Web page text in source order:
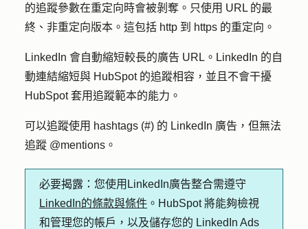
的追蹤參數在重定向時會被剝奪。只使用 URL 的最
終、非重定向版本。這包括 http 到 https 的重定向。
LinkedIn 會自動縮短較長的廣告 URL。LinkedIn 的自
動連結縮短與 HubSpot 的追蹤相容，並且不會干擾
HubSpot 套用追蹤範本的能力。
可以追蹤使用 hashtags (#) 的 LinkedIn 廣告，但無法
追蹤 @mentions。
必要揭露： 您使用LinkedIn廣告整合需遵守
LinkedIn的條款與條件 。HubSpot 將能夠檢視
和管理您的帳戶，以及儲存您的 LinkedIn Ads